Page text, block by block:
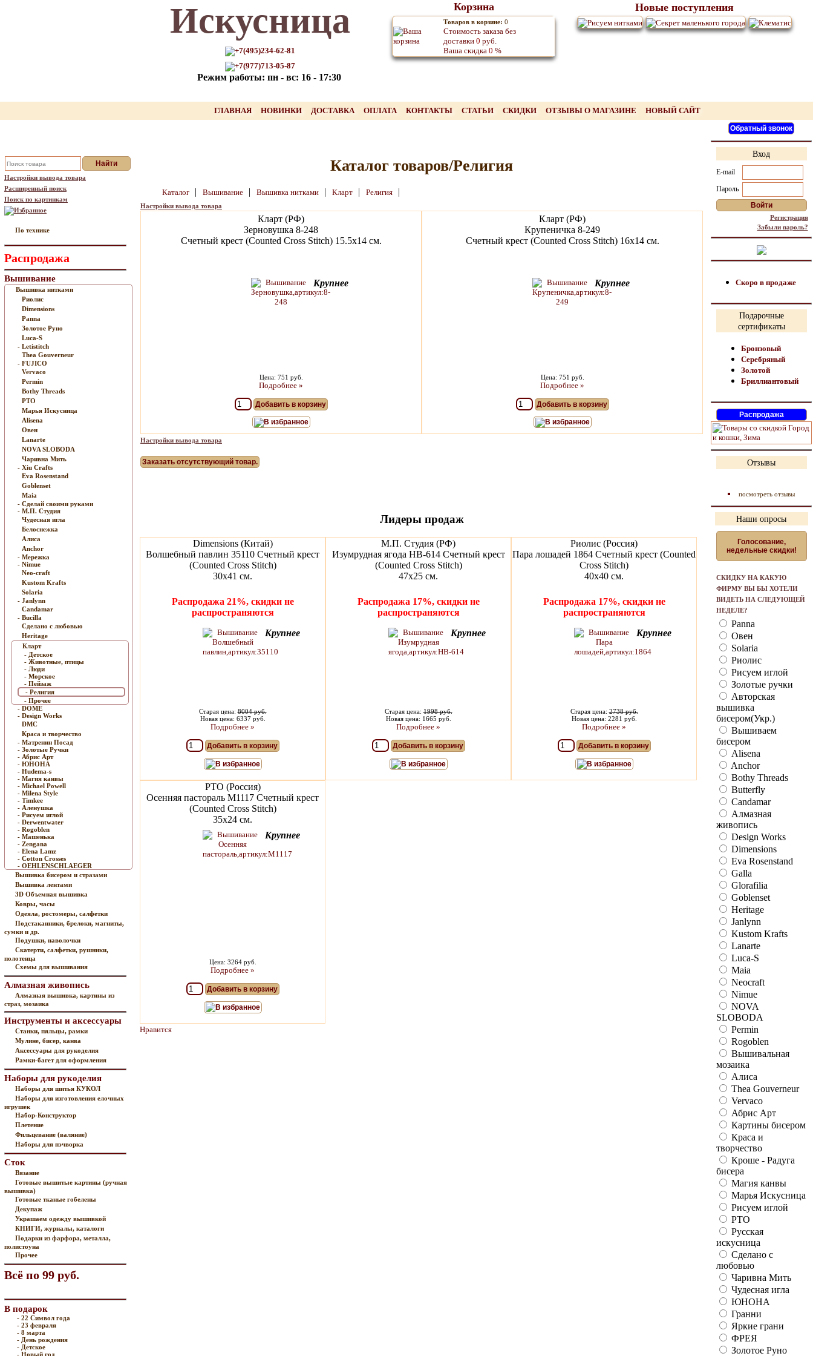
Только для Вас промокод на
Отправить
Искусница
+7(495)234-62-81
+7(977)713-05-87
Режим работы: пн - вс: 16 - 17:30
Корзина
Товаров в корзине: 0
Стоимость заказа без
доставки 0 руб.
Ваша скидка 0 %
Новые поступления
ГЛАВНАЯ НОВИНКИ ДОСТАВКА ОПЛАТА КОНТАКТЫ СТАТЬИ СКИДКИ ОТЗЫВЫ О МАГАЗИНЕ НОВЫЙ САЙТ
Настройки вывода товара
Расширенный поиск
Поиск по картинкам
Избранное
По технике
Распродажа
Вышивание
Вышивка нитками
Риолис
Dimensions
Panna
Золотое Руно
Luca-S
- Letistitch
Thea Gouverneur
- FUJICO
Vervaco
Permin
Bothy Threads
РТО
Марья Искусница
Alisena
Овен
Lanarte
NOVA SLOBODA
Чаривна Мить
- Xiu Crafts
Eva Rosenstand
Goblenset
Maia
- Сделай своими руками
- М.П. Студия
Чудесная игла
Белоснежка
Алиса
Anchor
- Мережка
- Nimue
Neo-craft
Kustom Krafts
Solaria
- Janlynn
Candamar
- Bucilla
Сделано с любовью
Heritage
Кларт
- Детское
- Животные, птицы
- Люди
- Морское
- Пейзаж
- Религия
- Прочее
- DOME
- Design Works
DMC
Краса и творчество
- Матренин Посад
- Золотые Ручки
- Абрис Арт
- ЮНОНА
- Hudema-s
- Магия канвы
- Michael Powell
- Milena Style
- Timkee
- Аленушка
- Рисуем иглой
- Derwentwater
- Rogoblen
- Машенька
- Zengana
- Elena Lamz
- Cotton Crosses
- OEHLENSCHLAEGER
Вышивка бисером и стразами
Вышивка лентами
3D Объемная вышивка
Ковры, часы
Одеяла, ростомеры, салфетки
Подстаканники, брелоки, магниты,
сумки и др.
Подушки, наволочки
Скатерти, салфетки, рушники,
полотенца
Схемы для вышивания
Алмазная живопись
Алмазная вышивка, картины из
страз, мозаика
Инструменты и аксессуары
Станки, пяльцы, рамки
Мулине, бисер, канва
Аксессуары для рукоделия
Рамки-багет для оформления
Наборы для рукоделия
Наборы для шитья КУКОЛ
Наборы для изготовления елочных
игрушек
Набор-Конструктор
Плетение
Фильцевание (валяние)
Наборы для пэчворка
Сток
Вязание
Готовые вышитые картины (ручная
вышивка)
Готовые тканые гобелены
Декупаж
Украшаем одежду вышивкой
КНИГИ, журналы, каталоги
Подарки из фарфора, металла,
полистоуна
Прочее
Всё по 99 руб.
В подарок
- 22 Символ года
- 23 февраля
- 8 марта
- День рождения
- Детское
- Новый год
Каталог товаров/Религия
Каталог | Вышивание | Вышивка нитками | Кларт | Религия |
Настройки вывода товара
Кларт (РФ)
Зерновушка 8-248
Счетный крест (Counted Cross Stitch) 15.5х14 см.
Крупнее
Цена: 751 руб.
Подробнее »
Добавить в корзину
В избранное
Кларт (РФ)
Крупеничка 8-249
Счетный крест (Counted Cross Stitch) 16х14 см.
Крупнее
Цена: 751 руб.
Подробнее »
Добавить в корзину
В избранное
Настройки вывода товара
Заказать отсутствующий товар.
Лидеры продаж
Dimensions (Китай)
Волшебный павлин 35110 Счетный крест
(Counted Cross Stitch)
30x41 см.
Распродажа 21%, скидки не
распространяются
Крупнее
Старая цена:8004 руб.
Новая цена: 6337 руб.
Подробнее »
Добавить в корзину
В избранное
М.П. Студия (РФ)
Изумрудная ягода НВ-614 Счетный крест
(Counted Cross Stitch)
47х25 см.
Распродажа 17%, скидки не
распространяются
Крупнее
Старая цена:1998 руб.
Новая цена: 1665 руб.
Подробнее »
Добавить в корзину
В избранное
Риолис (Россия)
Пара лошадей 1864 Счетный крест (Counted
Cross Stitch)
40х40 см.
Распродажа 17%, скидки не
распространяются
Крупнее
Старая цена:2738 руб.
Новая цена: 2281 руб.
Подробнее »
Добавить в корзину
В избранное
РТО (Россия)
Осенняя пастораль M1117 Счетный крест
(Counted Cross Stitch)
35х24 см.
Крупнее
Цена: 3264 руб.
Подробнее »
Добавить в корзину
В избранное
Нравится
Вход
E-mail
Пароль
Регистрация
Забыли пароль?
Скоро в продаже
Подарочные
сертификаты
Бронзовый
Серебряный
Золотой
Бриллиантовый
Отзывы
посмотреть отзывы
Наши опросы
Голосование,
недельные скидки!
СКИДКУ НА КАКУЮ
ФИРМУ ВЫ БЫ ХОТЕЛИ
ВИДЕТЬ НА СЛЕДУЮЩЕЙ
НЕДЕЛЕ?
Panna
Овен
Solaria
Риолис
Рисуем иглой
Золотые ручки
Авторская
вышивка
бисером(Укр.)
Вышиваем
бисером
Alisena
Anchor
Bothy Threads
Butterfly
Candamar
Алмазная
живопись
Design Works
Dimensions
Eva Rosenstand
Galla
Glorafilia
Goblenset
Heritage
Janlynn
Kustom Krafts
Lanarte
Luca-S
Maia
Neocraft
Nimue
NOVA
SLOBODA
Permin
Rogoblen
Вышивальная
мозаика
Алиса
Thea Gouverneur
Vervaco
Абрис Арт
Картины бисером
Краса и
творчество
Кроше - Радуга
бисера
Магия канвы
Марья Искусница
Рисуем иглой
РТО
Русская
искусница
Сделано с
любовью
Чаривна Мить
Чудесная игла
ЮНОНА
Гранни
Яркие грани
ФРЕЯ
Золотое Руно